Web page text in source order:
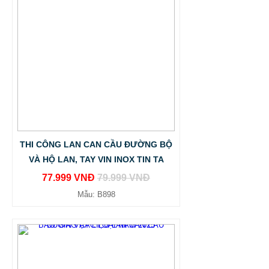
THI CÔNG LAN CAN CẦU ĐƯỜNG BỘ
VÀ HỘ LAN, TAY VIN INOX TIN TA
77.999 VNĐ 79.999 VNĐ
Mẫu: B898